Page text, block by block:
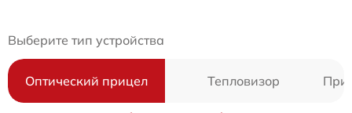
Выберите тип устройства
Оптический прицел Тепловизор